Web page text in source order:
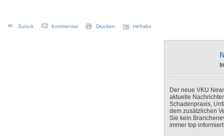
Zurück Kommentar Drucken Heftabo
Der neue VKU
aktuelle
Schadenpraxis,
dem zusätzlichen
Sie kein
immer top